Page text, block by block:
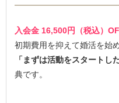
入会金 16,500円（税込）
初期費用を抑えて婚活を始
「まずは活動をスタートし
典です。